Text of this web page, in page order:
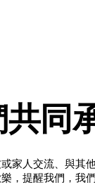
同
家人交流、與
，提醒我們，我